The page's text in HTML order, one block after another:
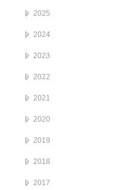
2025
2024
2023
2022
2021
2020
2019
2018
2017